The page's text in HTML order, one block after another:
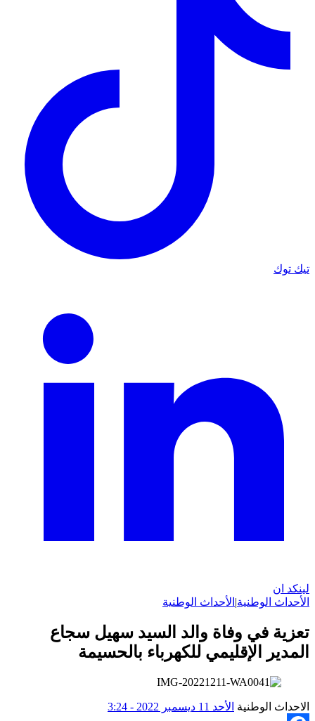
تيك توك
لينكد ان
الأحداث الوطنية| الأحداث الوطنية
تعزية في وفاة والد السيد سهيل سجاع
المدير الإقليمي للكهرباء بالحسيمة
الاحداث الوطنية الأحد 11 ديسمبر 2022 - 3:24